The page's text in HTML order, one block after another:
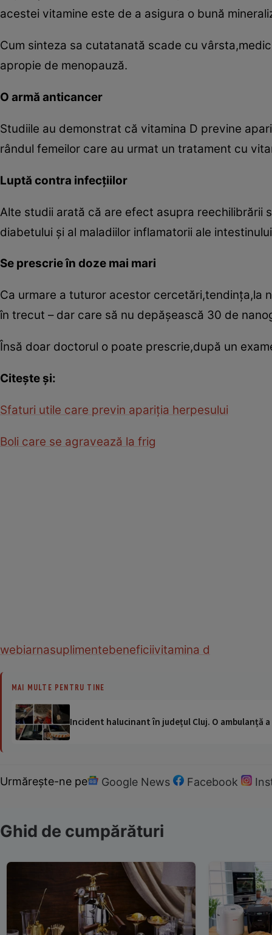
acestei vitamine este de a asigura o bună
Cum sinteza sa cutatanată scade cu
apropie de menopauză.
O armă anticancer
Studiile au demonstrat că vitamina D previne
rândul femeilor care au urmat un tratament cu
Luptă contra infecţiilor
Alte studii arată că are efect asupra reechilibrării
diabetului şi al maladiilor inflamatorii ale
Se prescrie în doze mai mari
Ca urmare a tuturor acestor cercetări,tendinţa,la
în trecut – dar care să nu depăşească 30 de
Însă doar doctorul o poate prescrie,după un
Citeşte şi:
Sfaturi utile care previn apariţia herpesului
Boli care se agravează la frig
webiarnasuplimentebeneficiivitamina d
MAI MULTE PENTRU TINE
Incident halucinant în județul Cluj. O ambulanță
Urmărește-ne pe Google News Facebook
Ghid de cumpărături